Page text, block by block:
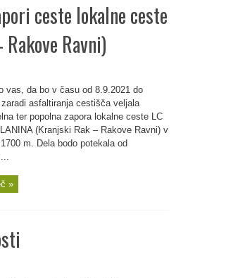
ceste lokalne ceste
Ravni)
vas, da bo v času od 8.9.2021 do
zaradi asfaltiranja cestišča veljala
ter popolna zapora lokalne ceste LC
(Kranjski Rak – Rakove Ravni) v
m. Dela bodo potekala od
»